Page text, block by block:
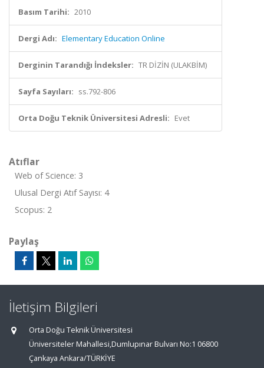
Basım Tarihi: 2010
Dergi Adı: Elementary Education Online
Derginin Tarandığı İndeksler: TR DİZİN (ULAKBİM)
Sayfa Sayıları: ss.792-806
Orta Doğu Teknik Üniversitesi Adresli: Evet
Atıflar
Web of Science: 3
Ulusal Dergi Atıf Sayısı: 4
Scopus: 2
Paylaş
İletişim Bilgileri
Orta Doğu Teknik Üniversitesi
Üniversiteler Mahallesi,Dumlupınar Bulvarı No:1 06800
Çankaya Ankara/TÜRKİYE